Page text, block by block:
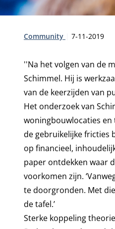
Type:
Community 7-11-2019
''Na het volgen van de
Schimmel. Hij is
van de keerzijden van
Het onderzoek van
woningbouwlocaties en
de gebruikelijke fricties
op financieel,
paper ontdekken waar
voorkomen zijn.
te doorgronden. Met
de tafel.’
Sterke koppeling